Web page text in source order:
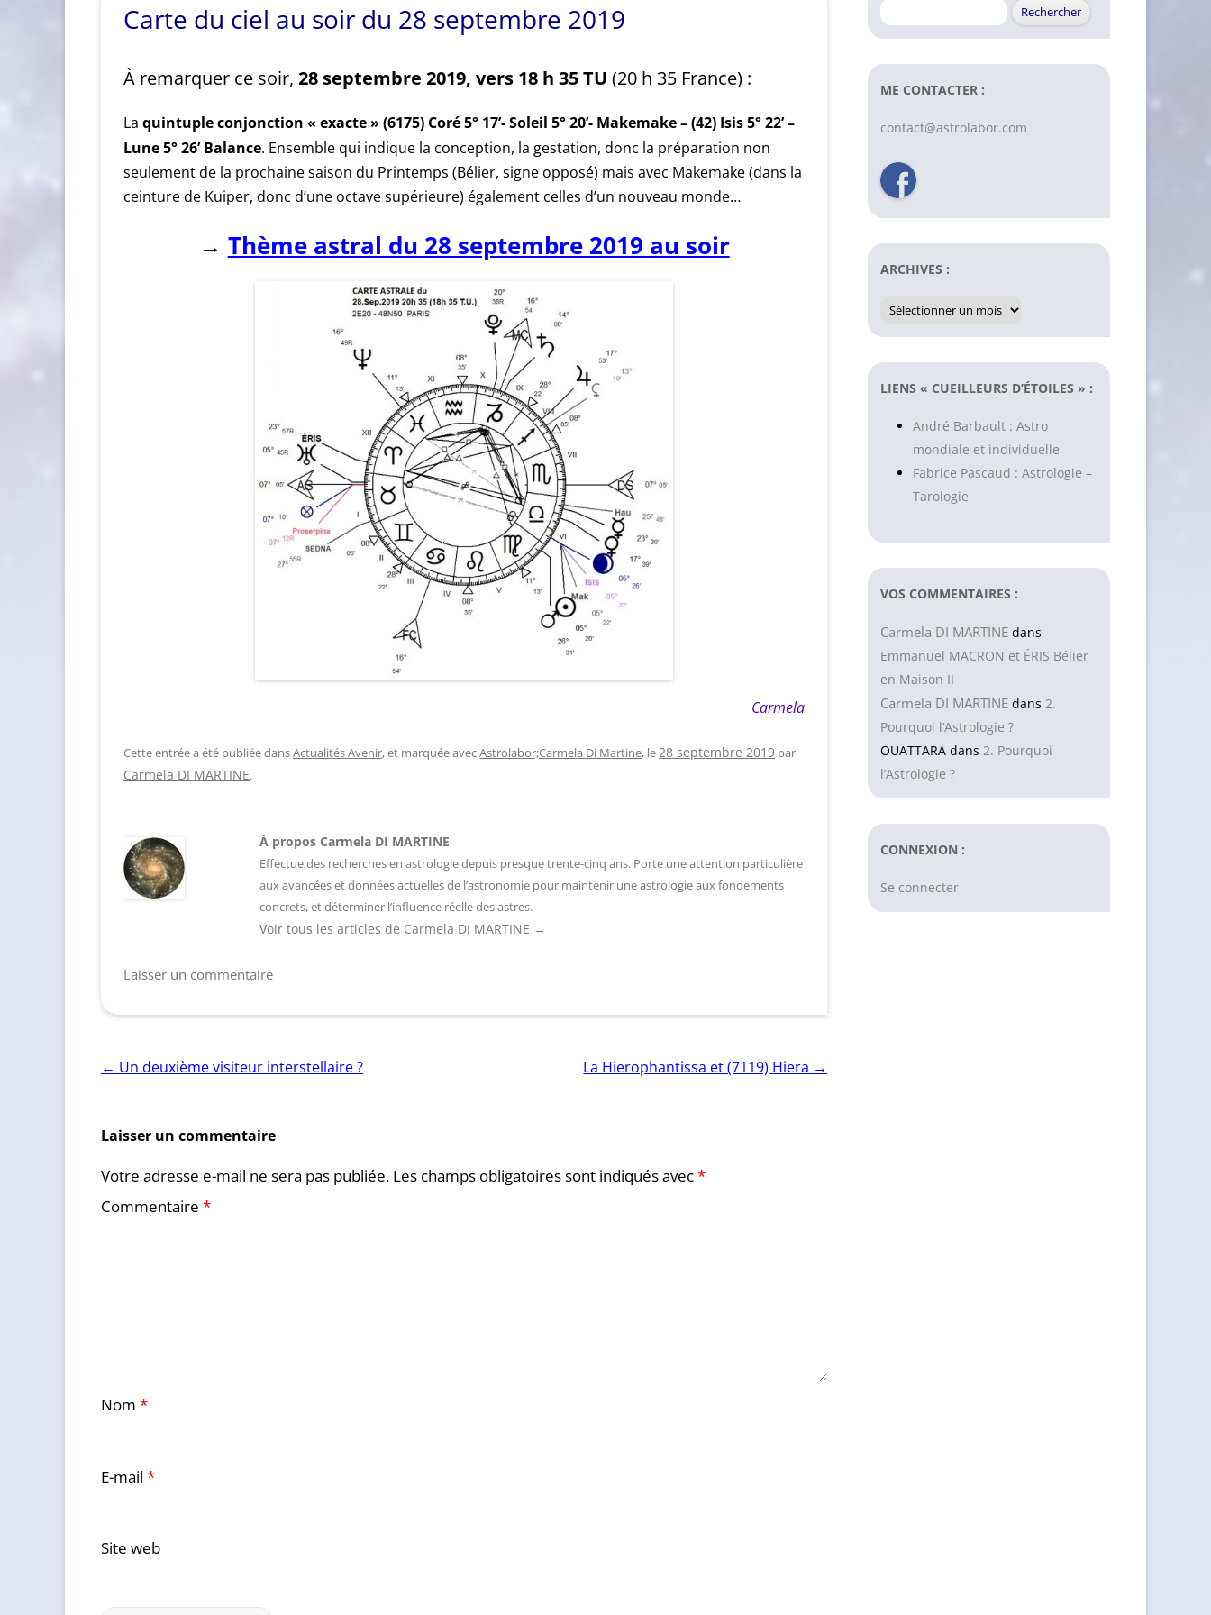
Carte du ciel au soir du 28 septembre 2019
À remarquer ce soir,28 septembre 2019, vers 18 h 35 TU (20 h 35 France) :
Laquintuple conjonction « exacte » (6175) Coré 5° 17’- Soleil 5° 20’- Makemake – (42) Isis 5° 22’ –
Lune 5° 26’ Balance. Ensemble qui indique la conception, la gestation, donc la préparation non
seulement de la prochaine saison du Printemps (Bélier, signe opposé) mais avec Makemake (dans la
ceinture de Kuiper, donc d’une octave supérieure) également celles d’un nouveau monde…
→ Thème astral du 28 septembre 2019 au soir
Carmela
Cette entrée a été publiée dansActualités Avenir, et marquée avecAstrolabor;Carmela Di Martine, le28 septembre 2019 par
Carmela DI MARTINE.
À propos Carmela DI MARTINE
Effectue des recherches en astrologie depuis presque trente-cinq ans. Porte une attention particulière
aux avancées et données actuelles de l’astronomie pour maintenir une astrologie aux fondements
concrets, et déterminer l’influence réelle des astres.
Voir tous les articles de Carmela DI MARTINE →
Laisser un commentaire
Navigation
← Un deuxième visiteur interstellaire ? La Hierophantissa et (7119) Hiera →
Laisser un commentaire
Votre adresse e-mail ne sera pas publiée. Les champs obligatoires sont indiqués avec*
Commentaire *
Nom *
E-mail *
Site web
Rechercher :
ME CONTACTER :
contact@astrolabor.com
ARCHIVES :
Archives
LIENS « CUEILLEURS D’ÉTOILES » :
André Barbault : Astro
mondiale et individuelle
Fabrice Pascaud : Astrologie –
Tarologie
VOS COMMENTAIRES :
Carmela DI MARTINE dans
Emmanuel MACRON et ÉRIS Bélier
en Maison II
Carmela DI MARTINE dans 2.
Pourquoi l’Astrologie ?
OUATTARA dans 2. Pourquoi
l’Astrologie ?
CONNEXION :
Se connecter